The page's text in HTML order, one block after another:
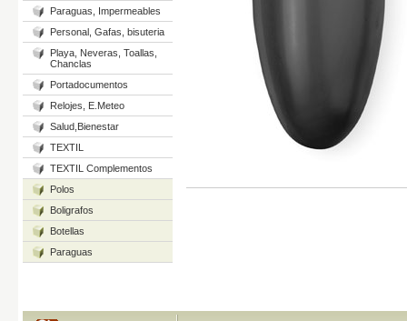
Paraguas, Impermeables
Personal, Gafas, bisuteria
Playa, Neveras, Toallas,
Chanclas
Portadocumentos
Relojes, E.Meteo
Salud,Bienestar
TEXTIL
TEXTIL Complementos
Polos
Boligrafos
Botellas
Paraguas